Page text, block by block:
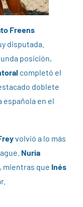
Freens
disputada.
posición,
completó el
doblete
española en el
volvió a lo más
Nuria
mientras que Inés